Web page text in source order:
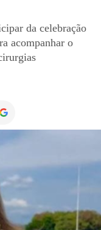
da celebração
acompanhar o